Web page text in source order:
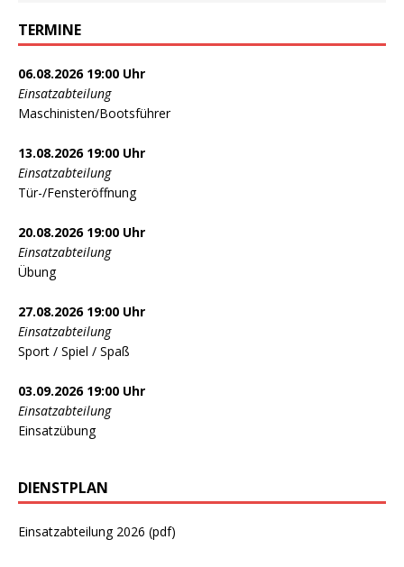
TERMINE
06.08.2026 19:00 Uhr
Einsatzabteilung
Maschinisten/Bootsführer
13.08.2026 19:00 Uhr
Einsatzabteilung
Tür-/Fensteröffnung
20.08.2026 19:00 Uhr
Einsatzabteilung
Übung
27.08.2026 19:00 Uhr
Einsatzabteilung
Sport / Spiel / Spaß
03.09.2026 19:00 Uhr
Einsatzabteilung
Einsatzübung
DIENSTPLAN
Einsatzabteilung 2026 (pdf)